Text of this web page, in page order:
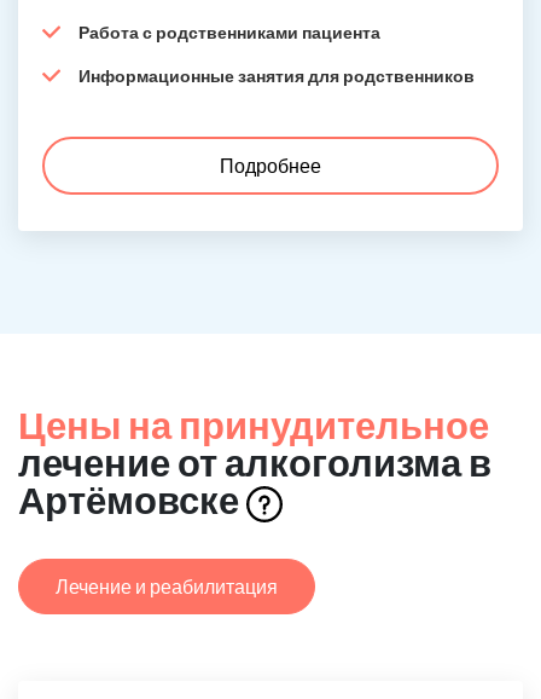
Работа с родственниками пациента
Информационные занятия для родственников
Подробнее
Цены на принудительное
лечение от алкоголизма в
Артёмовске
Лечение и реабилитация